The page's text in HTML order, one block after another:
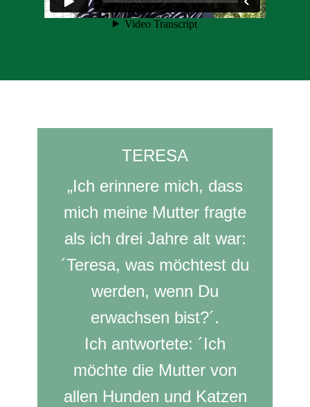
TERESA
„Ich erinnere mich, dass
mich meine Mutter fragte
als ich drei Jahre alt war:
´Teresa, was möchtest du
werden, wenn Du
erwachsen bist?´.
Ich antwortete: ´Ich
möchte die Mutter von
allen Hunden und Katzen